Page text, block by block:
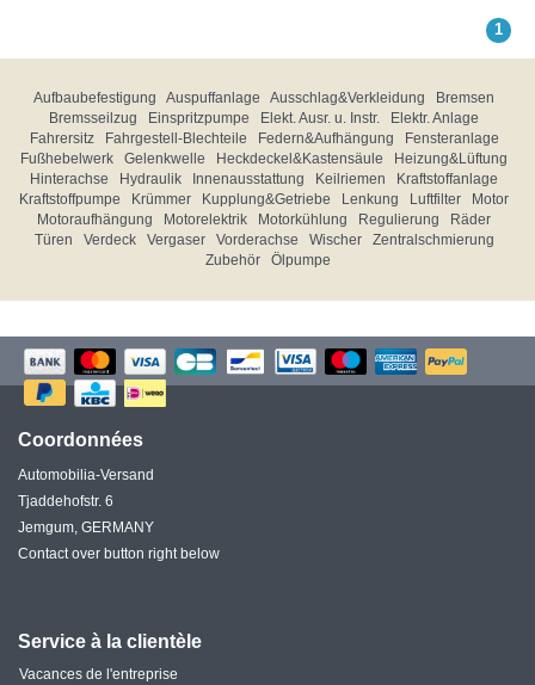
1
Aufbaubefestigung Auspuffanlage Ausschlag&Verkleidung
Bremsen
Bremsseilzug
Einspritzpumpe Elekt. Ausr. u. Instr.
Elektr. Anlage
Fahrersitz
Fahrgestell-Blechteile Federn&Aufhängung
Fensteranlage
Fußhebelwerk
Gelenkwelle Heckdeckel&Kastensäule
Heizung&Lüftung
Hinterachse
Hydraulik Innenausstattung Keilriemen
Kraftstoffanlage
Kraftstoffpumpe
Krümmer Kupplung&Getriebe Lenkung Luftfilter
Motor
Motoraufhängung
Motorelektrik Motorkühlung Regulierung
Räder
Türen
Verdeck Vergaser Vorderachse Wischer
Zentralschmierung
Zubehör
Ölpumpe
Coordonnées
Automobilia-Versand
Tjaddehofstr. 6
Jemgum, GERMANY
Contact over button right below
Service à la clientèle
Vacances de l'entreprise